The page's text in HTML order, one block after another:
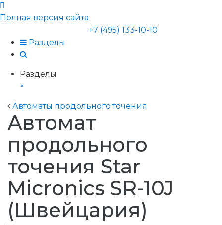
Полная версия сайта
+7 (495) 133-10-10
Разделы
Разделы
×
Автоматы продольного точения
Автомат
продольного
точения Star
Micronics SR-10J
(Швейцария)